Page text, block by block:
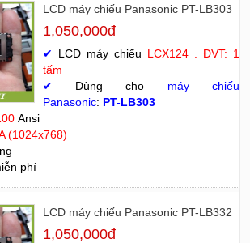
LCD máy chiếu Panasonic PT-LB303
1,050,000đ
✔ LCD máy chiếu LCX124 . ĐVT: 1
tấm
✔
Dùng cho máy chiếu
Panasonic: PT-LB303
Ansi
(1024x768)
phí
LCD máy chiếu Panasonic PT-LB332
1,050,000đ